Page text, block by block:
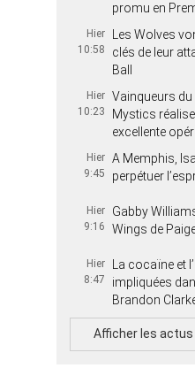
promu en
Hier
10:58
Les Wolves
clés de leur
Ball
Hier
10:23
Vainqueurs du
Mystics
excellente
Hier
9:45
A Memphis,
perpétuer
Hier
9:16
Gabby
Wings de
Hier
8:47
La cocaïne et
impliquées
Brandon
Afficher les actus